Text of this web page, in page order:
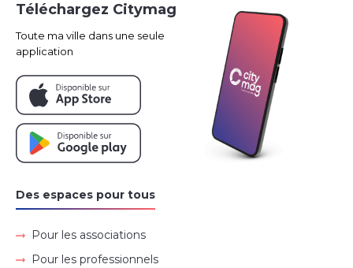
Des espaces pour tous
Pour les associations
Pour les professionnels
Téléchargez Citymag
Toute ma ville dans une seule
application